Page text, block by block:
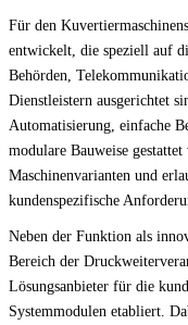
Für den
entwickelt, die speziell auf
Behörden,
Dienstleistern ausgerichtet
Automatisierung, einfache
modulare Bauweise
Maschinenvarianten und
kundenspezifische
Neben der Funktion als
Bereich der
Lösungsanbieter für die
Systemmodulen etabliert.